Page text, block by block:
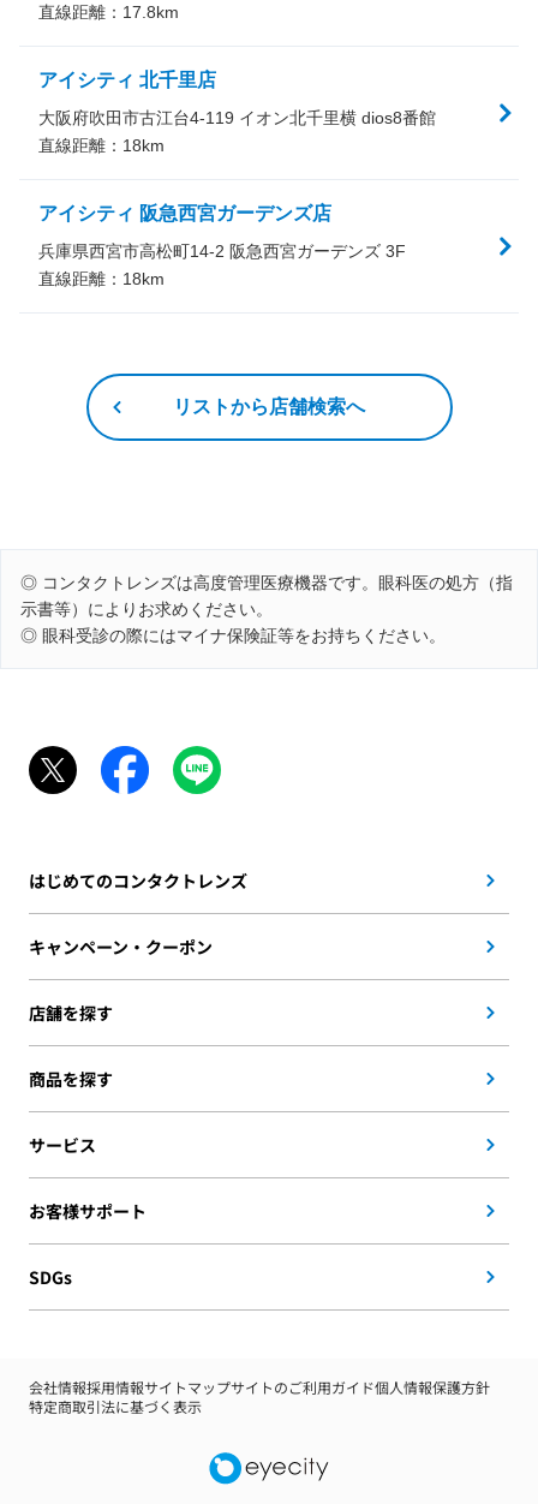
直線距離： 17.8km
アイシティ 北千里店
大阪府吹田市古江台4-119 イオン北千里横 dios8番館
直線距離： 18km
アイシティ 阪急西宮ガーデンズ店
兵庫県西宮市高松町14-2 阪急西宮ガーデンズ 3F
直線距離： 18km
リストから店舗検索へ
◎ コンタクトレンズは高度管理医療機器です。眼科医の処方（指
示書等）によりお求めください。
◎ 眼科受診の際にはマイナ保険証等をお持ちください。
はじめてのコンタクトレンズ
キャンペーン・クーポン
店舗を探す
商品を探す
サービス
お客様サポート
SDGs
会社情報採用情報サイトマップサイトのご利用ガイド個人情報保護方針
特定商取引法に基づく表示